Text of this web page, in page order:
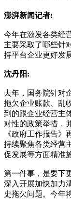
澎湃新闻记者:
今年在激发各类经
主要采取了哪些针
持平台企业更好发
沈丹阳:
去年，国务院针对
拖欠企业账款、乱
到的跟企业经营主
对性的政策举措，
《政府工作报告》
持续聚焦各类经营
促发展等方面精准
第一件事，是要下
深入开展加快加力
史拖欠问题。今年